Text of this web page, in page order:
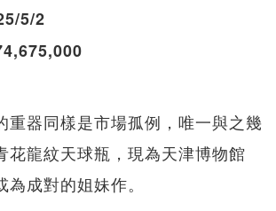
5/2
重器同樣是市場孤例，唯一與之幾
花龍紋天球瓶，現為天津博物館
成對的姐妹作。